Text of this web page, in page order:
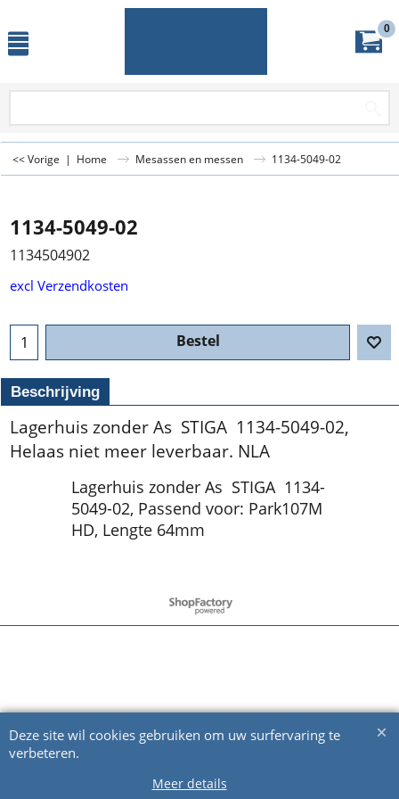
0
<< Vorige | Home Mesassen en messen 1134-5049-02
1134-5049-02
1134504902
excl Verzendkosten
Bestel
Beschrijving
Lagerhuis zonder As STIGA 1134-5049-02,
Helaas niet meer leverbaar. NLA
Lagerhuis zonder As STIGA 1134-
5049-02, Passend voor: Park107M
HD, Lengte 64mm
Webwinkel gemaakt met ShopFactory webwinkel software.
Deze site wil cookies gebruiken om uw surfervaring te
verbeteren.
Meer details